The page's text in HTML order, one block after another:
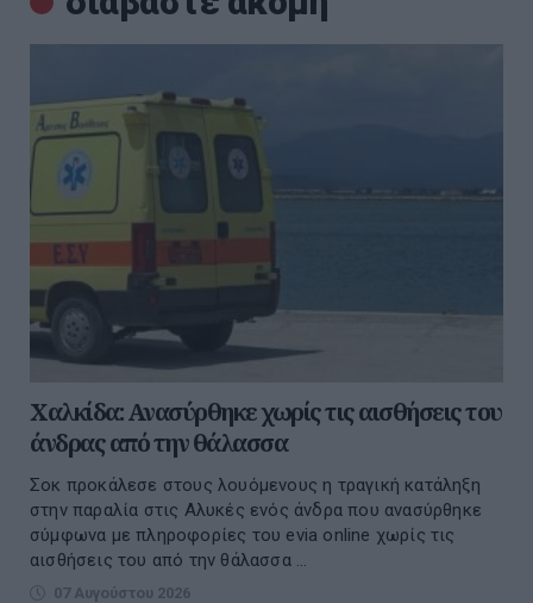
Χαλκίδα: Ανασύρθηκε χωρίς τις αισθήσεις του
άνδρας από την θάλασσα
Σοκ προκάλεσε στους λουόμενους η τραγική κατάληξη
στην παραλία στις Αλυκές ενός άνδρα που ανασύρθηκε
σύμφωνα με πληροφορίες του evia online χωρίς τις
αισθήσεις του από την θάλασσα ...
07 Αυγούστου 2026